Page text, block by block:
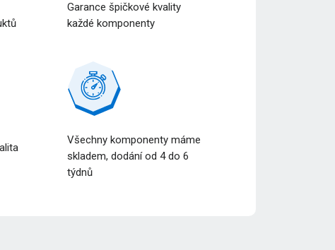
Garance špičkové kvality
každé komponenty
Všechny komponenty máme
skladem, dodání od 4 do 6
týdnů